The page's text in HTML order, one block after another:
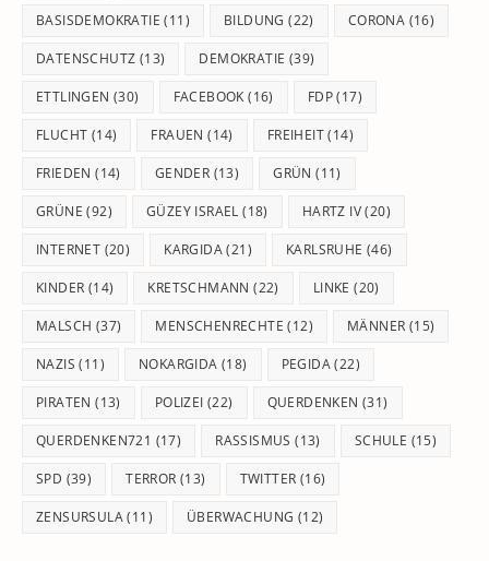
BASISDEMOKRATIE (11) BILDUNG (22) CORONA (16)
DATENSCHUTZ (13) DEMOKRATIE (39)
ETTLINGEN (30) FACEBOOK (16) FDP(17)
FLUCHT (14) FRAUEN (14) FREIHEIT(14)
FRIEDEN (14) GENDER (13) GRÜN (11)
GRÜNE (92) GÜZEY ISRAEL (18) HARTZ IV(20)
INTERNET (20) KARGIDA(21) KARLSRUHE (46)
KINDER (14) KRETSCHMANN (22) LINKE (20)
MALSCH (37) MENSCHENRECHTE (12) MÄNNER (15)
NAZIS (11) NOKARGIDA (18) PEGIDA(22)
PIRATEN (13) POLIZEI (22) QUERDENKEN (31)
QUERDENKEN721 (17) RASSISMUS (13) SCHULE (15)
SPD (39) TERROR (13) TWITTER (16)
ZENSURSULA(11) ÜBERWACHUNG (12)